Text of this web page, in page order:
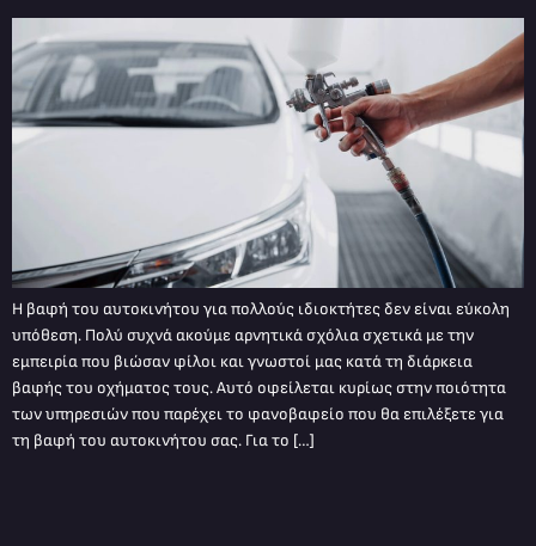
Η βαφή του αυτοκινήτου για πολλούς ιδιοκτήτες δεν είναι εύκολη
υπόθεση. Πολύ συχνά ακούμε αρνητικά σχόλια σχετικά με την
εμπειρία που βιώσαν φίλοι και γνωστοί μας κατά τη διάρκεια
βαφής του οχήματος τους. Αυτό οφείλεται κυρίως στην ποιότητα
των υπηρεσιών που παρέχει το φανοβαφείο που θα επιλέξετε για
τη βαφή του αυτοκινήτου σας. Για το […]